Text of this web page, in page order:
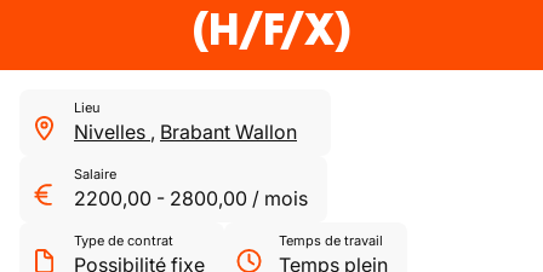
(H/F/X)
Lieu
Nivelles , Brabant Wallon
Salaire
2200,00 - 2800,00 / mois
Type de contrat
Possibilité fixe
Temps de travail
Temps plein